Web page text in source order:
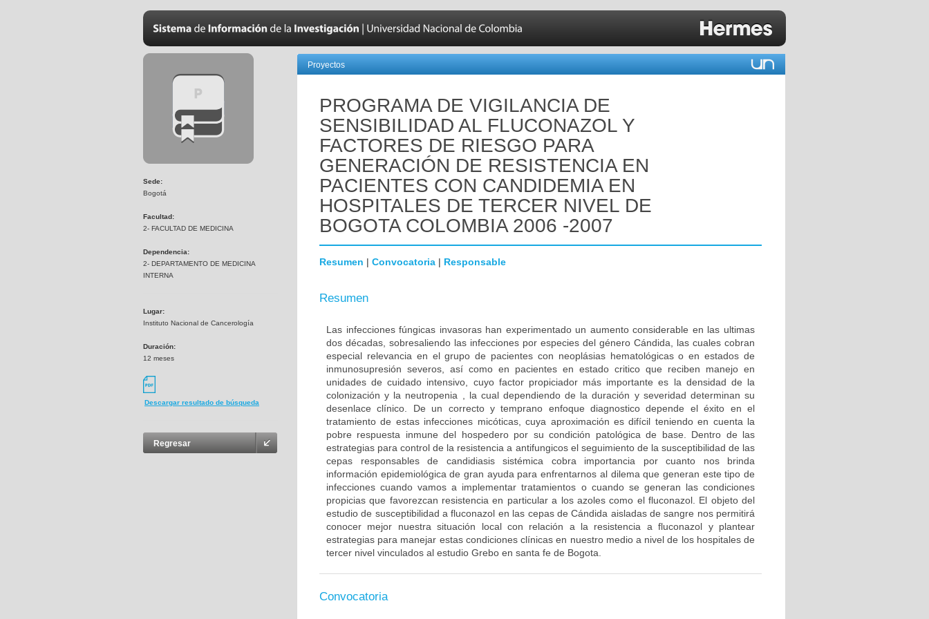
Sede:
Bogotá
Facultad:
2- FACULTAD DE MEDICINA
Dependencia:
2- DEPARTAMENTO DE MEDICINA
INTERNA
Lugar:
Instituto Nacional de Cancerología
Duración:
12 meses
Descargar resultado de búsqueda
Regresar
Proyectos
PROGRAMA DE VIGILANCIA DE
SENSIBILIDAD AL FLUCONAZOL Y
FACTORES DE RIESGO PARA
GENERACIÓN DE RESISTENCIA EN
PACIENTES CON CANDIDEMIA EN
HOSPITALES DE TERCER NIVEL DE
BOGOTA COLOMBIA 2006 -2007
Resumen | Convocatoria | Responsable
Resumen
Las infecciones fúngicas invasoras han experimentado un aumento considerable en las ultimas
dos décadas, sobresaliendo las infecciones por especies del género Cándida, las cuales cobran
especial relevancia en el grupo de pacientes con neoplásias hematológicas o en estados de
inmunosupresión severos, así como en pacientes en estado critico que reciben manejo en
unidades de cuidado intensivo, cuyo factor propiciador más importante es la densidad de la
colonización y la neutropenia , la cual dependiendo de la duración y severidad determinan su
desenlace clínico. De un correcto y temprano enfoque diagnostico depende el éxito en el
tratamiento de estas infecciones micóticas, cuya aproximación es difícil teniendo en cuenta la
pobre respuesta inmune del hospedero por su condición patológica de base. Dentro de las
estrategias para control de la resistencia a antifungicos el seguimiento de la susceptibilidad de las
cepas responsables de candidiasis sistémica cobra importancia por cuanto nos brinda
información epidemiológica de gran ayuda para enfrentarnos al dilema que generan este tipo de
infecciones cuando vamos a implementar tratamientos o cuando se generan las condiciones
propicias que favorezcan resistencia en particular a los azoles como el fluconazol. El objeto del
estudio de susceptibilidad a fluconazol en las cepas de Cándida aisladas de sangre nos permitirá
conocer mejor nuestra situación local con relación a la resistencia a fluconazol y plantear
estrategias para manejar estas condiciones clínicas en nuestro medio a nivel de los hospitales de
tercer nivel vinculados al estudio Grebo en santa fe de Bogota.
Convocatoria